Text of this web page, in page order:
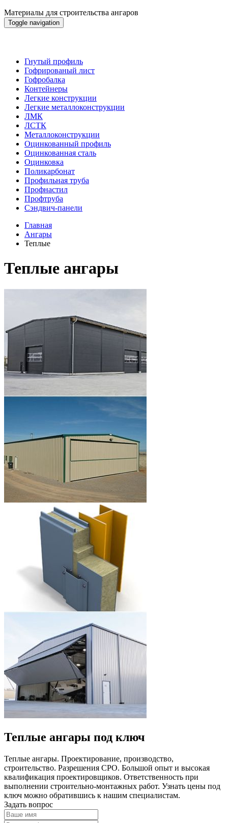
Материалы для строительства ангаров
Toggle navigation
Гнутый профиль
Гофрированый лист
Гофробалка
Контейнеры
Легкие конструкции
Легкие металлоконструкции
ЛМК
ЛСТК
Металлоконструкции
Оцинкованный профиль
Оцинкованная сталь
Оцинковка
Поликарбонат
Профильная труба
Профнастил
Профтруба
Сэндвич-панели
Главная
Ангары
Теплые
Теплые ангары
Теплые ангары под ключ
Теплые ангары. Проектирование, производство,
строительство. Разрешения СРО. Большой опыт и высокая
квалификация проектировщиков. Ответственность при
выполнении строительно-монтажных работ. Узнать цены под
ключ можно обратившись к нашим специалистам.
Задать вопрос